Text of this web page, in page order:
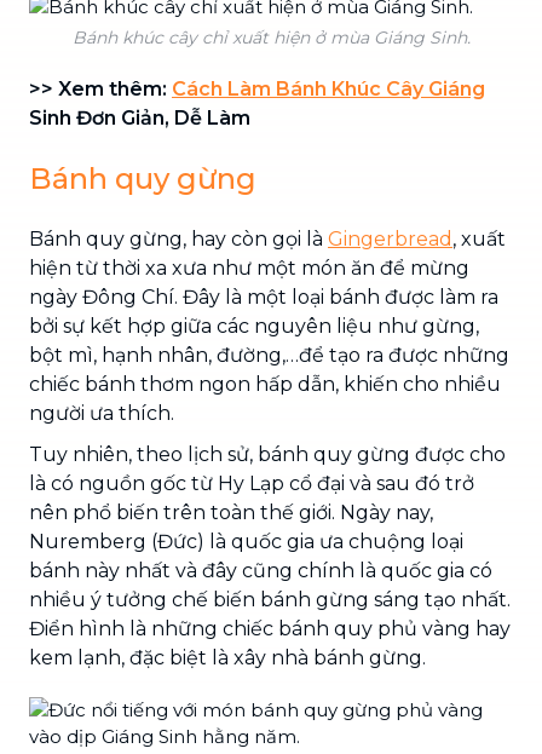
Bánh khúc cây chỉ xuất hiện ở mùa Giáng Sinh.
>> Xem thêm: Cách Làm Bánh Khúc Cây Giáng
Sinh Đơn Giản, Dễ Làm
Bánh quy gừng
Bánh quy gừng, hay còn gọi là Gingerbread , xuất
hiện từ thời xa xưa như một món ăn để mừng
ngày Đông Chí. Đây là một loại bánh được làm ra
bởi sự kết hợp giữa các nguyên liệu như gừng,
bột mì, hạnh nhân, đường,…để tạo ra được những
chiếc bánh thơm ngon hấp dẫn, khiến cho nhiều
người ưa thích.
Tuy nhiên, theo lịch sử, bánh quy gừng được cho
là có nguồn gốc từ Hy Lạp cổ đại và sau đó trở
nên phổ biến trên toàn thế giới. Ngày nay,
Nuremberg (Đức) là quốc gia ưa chuộng loại
bánh này nhất và đây cũng chính là quốc gia có
nhiều ý tưởng chế biến bánh gừng sáng tạo nhất.
Điển hình là những chiếc bánh quy phủ vàng hay
kem lạnh, đặc biệt là xây nhà bánh gừng.